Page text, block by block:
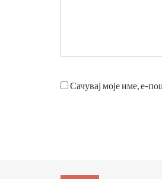
Сачувај моје име, е-